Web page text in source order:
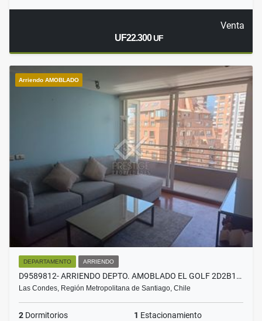
Venta
UF22.300UF
Arriendo AMOBLADO
DEPARTAMENTO ARRIENDO
D9589812- ARRIENDO DEPTO. AMOBLADO EL GOLF 2D2B1…
Las Condes, Región Metropolitana de Santiago, Chile
2 Dormitorios 1 Estacionamiento